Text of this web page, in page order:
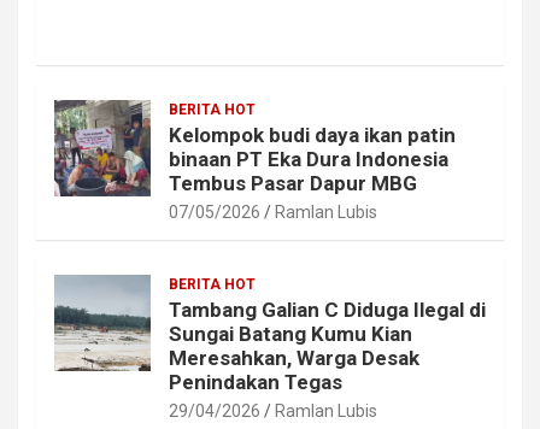
BERITA HOT
Kelompok budi daya ikan patin
binaan PT Eka Dura Indonesia
Tembus Pasar Dapur MBG
07/05/2026 Ramlan Lubis
BERITA HOT
Tambang Galian C Diduga Ilegal di
Sungai Batang Kumu Kian
Meresahkan, Warga Desak
Penindakan Tegas
29/04/2026 Ramlan Lubis